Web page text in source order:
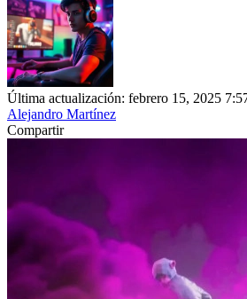
Última actualización: febrero 15, 2025
Alejandro Martínez
Compartir